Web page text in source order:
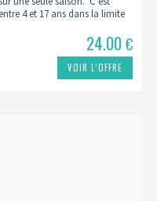
4 et 17 ans dans la limite
24.00€
VOIR L’OFFRE